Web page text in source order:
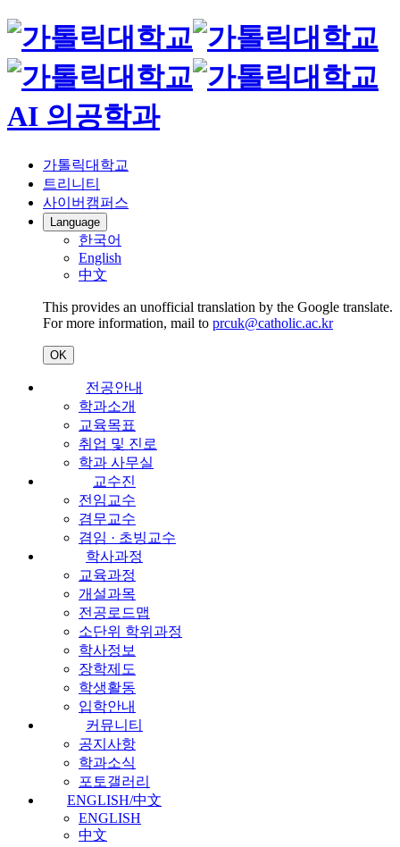
AI 의공학과
가톨릭대학교
트리니티
사이버캠퍼스
Language
한국어
English
中文
This provides an unofficial translation by the Google translate.
For more information, mail to prcuk@catholic.ac.kr
OK
전공안내
학과소개
교육목표
취업 및 진로
학과 사무실
교수진
전임교수
겸무교수
겸임 · 초빙교수
학사과정
교육과정
개설과목
전공로드맵
소단위 학위과정
학사정보
장학제도
학생활동
입학안내
커뮤니티
공지사항
학과소식
포토갤러리
ENGLISH/中文
ENGLISH
中文